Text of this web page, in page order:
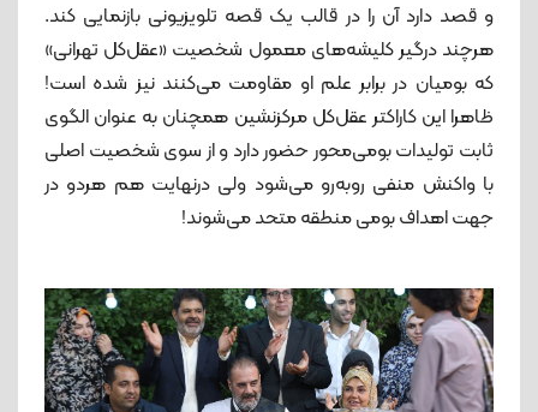
و قصد دارد آن را در قالب یک قصه تلویزیونی بازنمایی کند.
هرچند درگیر کلیشه‌های معمول شخصیت «عقل‌کل تهرانی»
که بومیان در برابر علم او مقاومت می‌کنند نیز شده است!
ظاهرا این کاراکتر عقل‌کل مرکزنشین همچنان به عنوان الگوی
ثابت تولیدات بومی‌محور حضور دارد و از سوی شخصیت اصلی
با واکنش منفی روبه‌رو می‌شود ولی درنهایت هم هردو در
جهت اهداف بومی منطقه متحد می‌شوند!